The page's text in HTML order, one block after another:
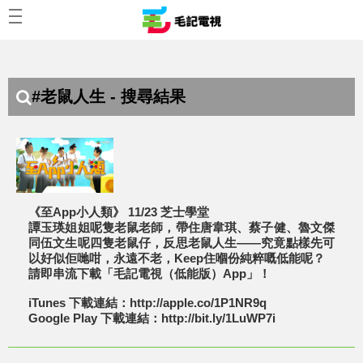
#老鼠人生 - 搜尋結果
《至App小人類》 11/23 芝士學堂
譚玉瑛姐姐呢隻老鼠老師，帶住唐韋琪、蔡子健、魯文傑
同伍文生呢四隻老鼠仔，反思老鼠人生——究竟點樣先可
以好似佢哋咁，永遠不老，Keep住嗰份純粹嘅低能呢？
請即串流下載「毛記電視（低能版）App」！
iTunes 下載連結：http://apple.co/1P1NR9q
Google Play 下載連結：http://bit.ly/1LuWP7i